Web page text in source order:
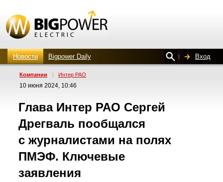
Новости Bigpower Daily Вход
Компании | Интер РАО
10 июня 2024, 10:46
Глава Интер РАО Сергей
Дрегваль пообщался
с журналистами на полях
ПМЭФ. Ключевые
заявления